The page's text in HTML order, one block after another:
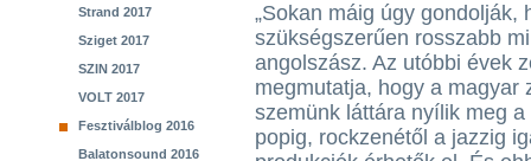
Strand 2017
Sziget 2017
SZIN 2017
VOLT 2017
Fesztiválblog 2016
Balatonsound 2016
„Sokan máig úgy gondolják,
szükségszerűen rosszabb
angolszász. Az utóbbi évek
megmutatja, hogy a magyar
szemünk láttára nyílik meg
popig, rockzenétől a jazzig